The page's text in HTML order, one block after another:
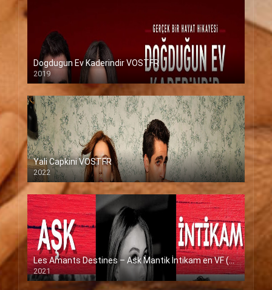
Dogdugun Ev Kaderindir VOSTFR
2019
Yali Capkini VOSTFR
2022
Les Amants Destines – Ask Mantik İntikam en VF (Voix Francaise)
2021